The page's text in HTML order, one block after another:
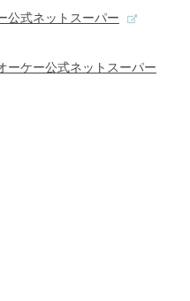
公式ネットスーパー
ーケー公式ネットスーパー